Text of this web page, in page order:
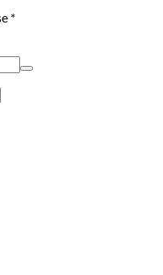
*Erforderlich